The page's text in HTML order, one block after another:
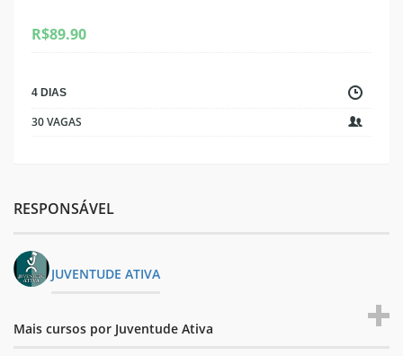
R$89.90
4 DIAS
30 VAGAS
RESPONSÁVEL
JUVENTUDE ATIVA
Mais cursos por Juventude Ativa